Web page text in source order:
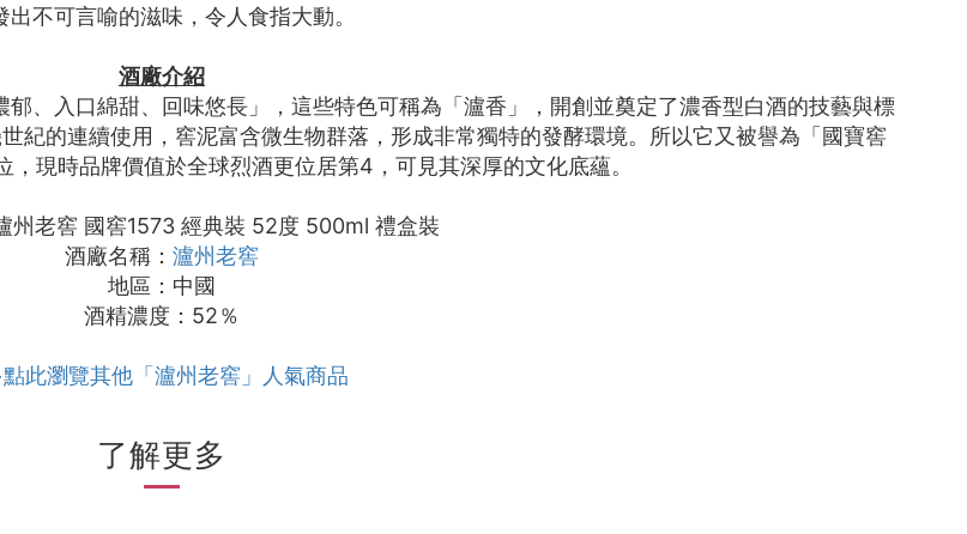
出不可言喻的滋味，令人食指大動。
酒廠介紹
、入口綿甜、回味悠長」，這些特色可稱為「瀘香」，開創並奠定了濃香型白酒的技藝與標
紀的連續使用，窖泥富含微生物群落，形成非常獨特的發酵環境。所以它又被譽為「國寶窖
現時品牌價值於全球烈酒更位居第4，可見其深厚的文化底蘊。
州老窖 國窖1573 經典裝 52度 500ml 禮盒裝
酒廠名稱 ： 瀘州老窖
地區：中國
酒精濃度：52％
此瀏覽其他「瀘州老窖」人氣商品
了解更多